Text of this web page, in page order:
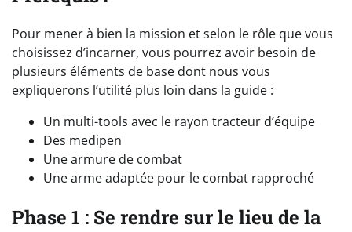
Pour mener à bien la mission et selon le rôle que vous
choisissez d’incarner, vous pourrez avoir besoin de
plusieurs éléments de base dont nous vous
expliquerons l’utilité plus loin dans la guide :
Un multi-tools avec le rayon tracteur d’équipe
Des medipen
Une armure de combat
Une arme adaptée pour le combat rapproché
Phase 1 : Se rendre sur le lieu de la